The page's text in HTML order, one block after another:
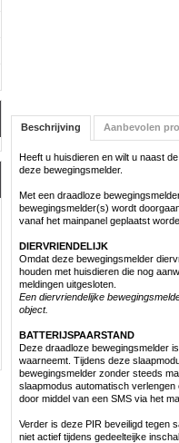
Beschrijving Aanbevolen
Heeft u huisdieren en wilt u naast
deze bewegingsmelder.
Met een draadloze
bewegingsmelder(s) wordt
vanaf het mainpanel geplaatst
DIERVRIENDELIJK
Omdat deze bewegingsmelder
houden met huisdieren die nog
meldingen uitgesloten.
Een diervriendelijke
object.
BATTERIJSPAARSTAND
Deze draadloze bewegingsmelder
waarneemt. Tijdens deze
bewegingsmelder zonder steeds
slaapmodus automatisch
door middel van een SMS via het
Verder is deze PIR beveiligd tegen
niet actief tijdens gedeelteijke